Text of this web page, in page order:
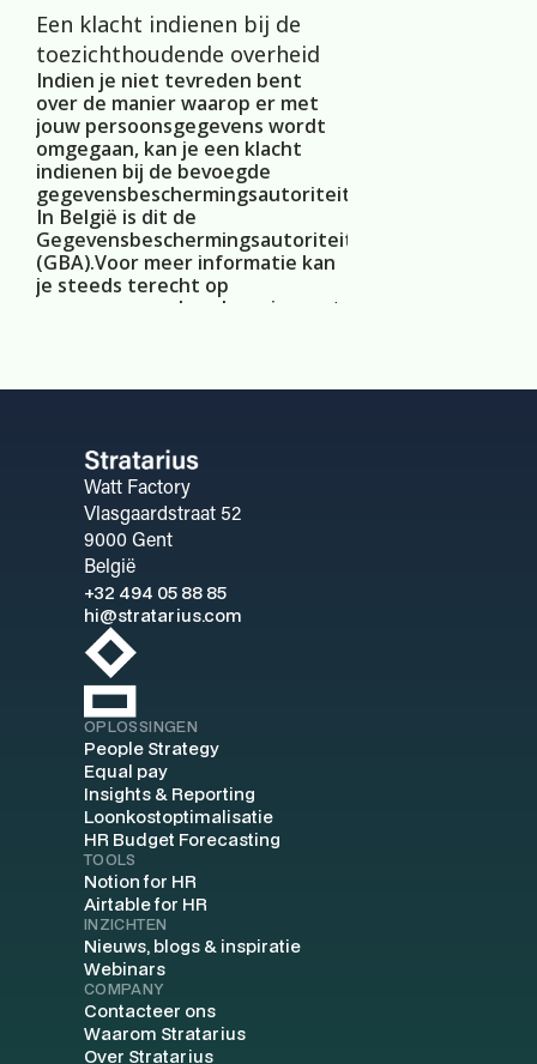
Een klacht indienen bij de
toezichthoudende overheid
Indien je niet tevreden bent
over de manier waarop er met
jouw persoonsgegevens wordt
omgegaan, kan je een klacht
indienen bij de bevoegde
gegevensbeschermingsautoriteit.
In België is dit de
Gegevensbeschermingsautoriteit
(GBA).Voor meer informatie kan
je steeds terecht op
www.gegevensbeschermingsautoriteit.be
Watt Factory
Vlasgaardstraat 52
9000 Gent
België
+32 494 05 88 85
hi@stratarius.com
OPLOSSINGEN
People Strategy
Equal pay
Insights & Reporting
Loonkostoptimalisatie
HR Budget Forecasting
TOOLS
Notion for HR
Airtable for HR
INZICHTEN
Nieuws, blogs & inspiratie
Webinars
COMPANY
Contacteer ons
Waarom Stratarius
Over Stratarius